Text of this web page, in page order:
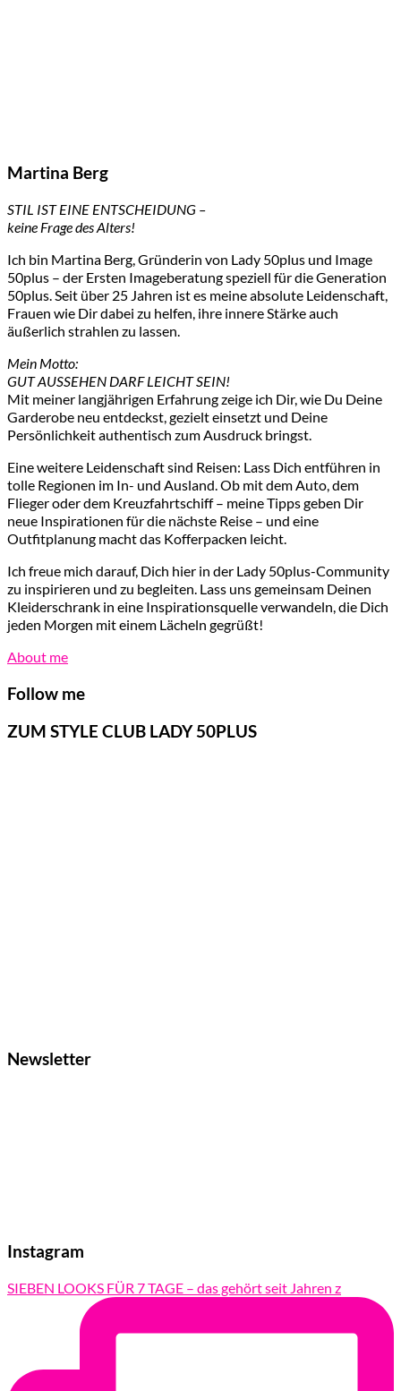
Martina Berg
STIL IST EINE ENTSCHEIDUNG –
keine Frage des Alters!
Ich bin Martina Berg, Gründerin von Lady 50plus und Image
50plus – der Ersten Imageberatung speziell für die Generation
50plus. Seit über 25 Jahren ist es meine absolute Leidenschaft,
Frauen wie Dir dabei zu helfen, ihre innere Stärke auch
äußerlich strahlen zu lassen.
Mein Motto:
GUT AUSSEHEN DARF LEICHT SEIN!
Mit meiner langjährigen Erfahrung zeige ich Dir, wie Du Deine
Garderobe neu entdeckst, gezielt einsetzt und Deine
Persönlichkeit authentisch zum Ausdruck bringst.
Eine weitere Leidenschaft sind Reisen: Lass Dich entführen in
tolle Regionen im In- und Ausland. Ob mit dem Auto, dem
Flieger oder dem Kreuzfahrtschiff – meine Tipps geben Dir
neue Inspirationen für die nächste Reise – und eine
Outfitplanung macht das Kofferpacken leicht.
Ich freue mich darauf, Dich hier in der Lady 50plus-Community
zu inspirieren und zu begleiten. Lass uns gemeinsam Deinen
Kleiderschrank in eine Inspirationsquelle verwandeln, die Dich
jeden Morgen mit einem Lächeln gegrüßt!
About me
Follow me
ZUM STYLE CLUB LADY 50PLUS
Newsletter
Instagram
SIEBEN LOOKS FÜR 7 TAGE – das gehört seit Jahren z